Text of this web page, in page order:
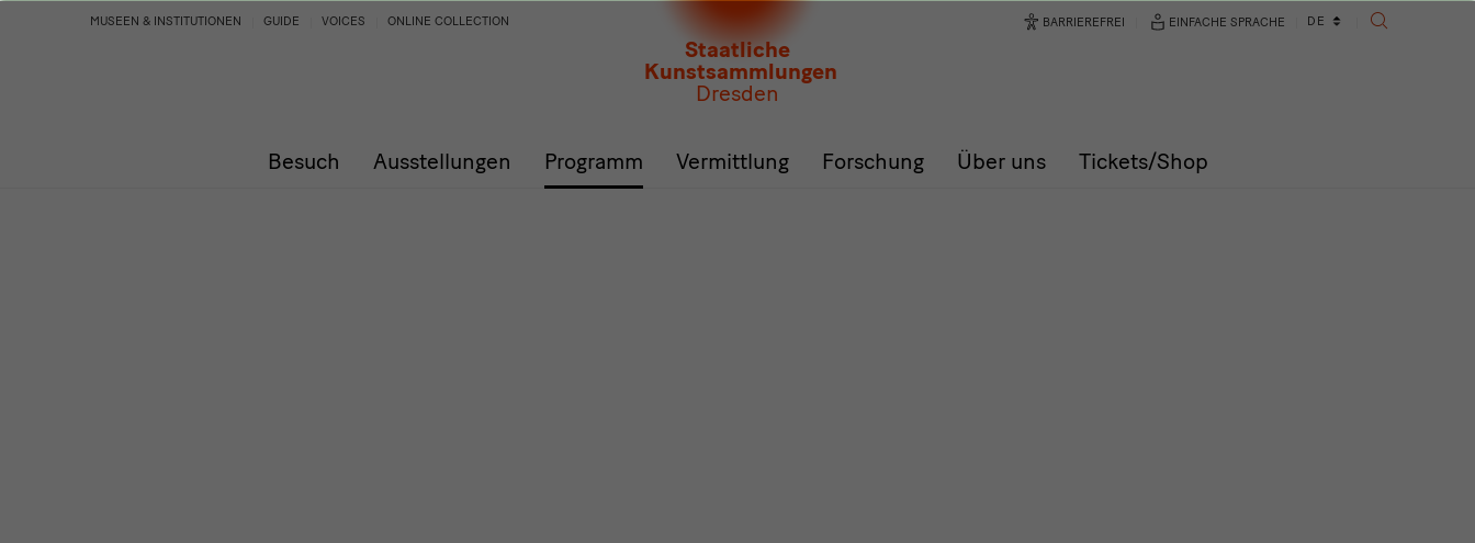
Staatliche
Kunstsammlungen
Dresden
Programm
Besuch Ausstellungen Programm Vermittlung Forschung Über uns Tickets/Shop
MUSEEN & INSTITUTIONEN GUIDE VOICES ONLINE COLLECTION BARRIEREFREI EINFACHE SPRACHE
Sprachwechsler
DE
SUCHE